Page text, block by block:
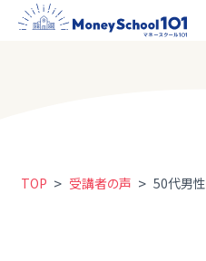
TOP > 受講者の声 > 50代男性